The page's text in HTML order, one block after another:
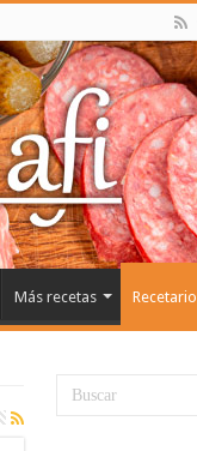
Más recetas Recetario